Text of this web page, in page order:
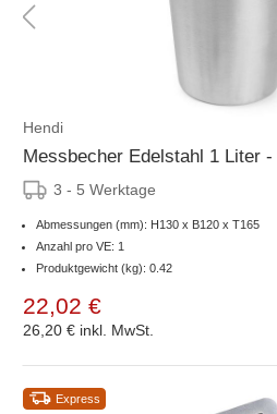
Hendi
3 - 5 Werktage
Abmessungen (mm): H130 x B120 x T165
Anzahl pro VE: 1
Produktgewicht (kg): 0.42
22,02 €
26,20 € inkl. MwSt.
Express